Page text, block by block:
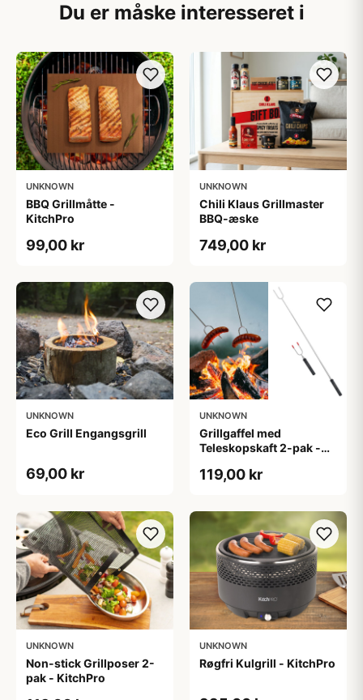
Du er måske interesseret i
UNKNOWN
BBQ Grillmåtte -
KitchPro
99,00 kr
UNKNOWN
Chili Klaus Grillmaster
BBQ-æske
749,00 kr
UNKNOWN
Eco Grill Engangsgrill
69,00 kr
UNKNOWN
Grillgaffel med
Teleskopskaft 2-pak -
119,00 kr
UNKNOWN
Non-stick Grillposer 2-
pak - KitchPro
UNKNOWN
Røgfri Kulgrill - KitchPro